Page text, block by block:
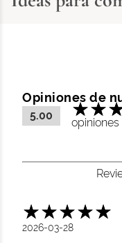
Opiniones de
5.00
opiniones
2026-03-28